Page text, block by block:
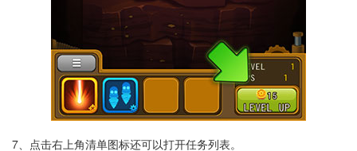
7、点击右上角清单图标还可以打开任务列表。